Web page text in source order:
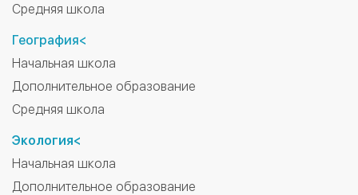
Средняя школа
География<
Начальная школа
Дополнительное образование
Средняя школа
Экология<
Начальная школа
Дополнительное образование